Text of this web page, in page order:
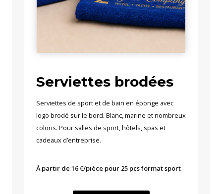
Serviettes brodées
Serviettes de sport et de bain en éponge avec
logo brodé sur le bord. Blanc, marine et nombreux
coloris. Pour salles de sport, hôtels, spas et
cadeaux d’entreprise.
À partir de 16 €/pièce pour 25 pcs format sport